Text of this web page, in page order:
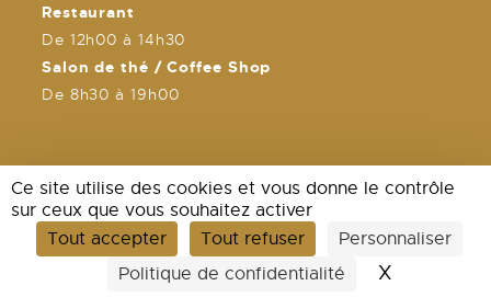
Ce site utilise des cookies et vous donne le contrôle
sur ceux que vous souhaitez activer
Tout accepter
Tout refuser
Personnaliser
Politique de confidentialité
X
Restaurant
De 12h00 à 14h30
Salon de thé / Coffee Shop
De 8h30 à 19h00
Mentions légales